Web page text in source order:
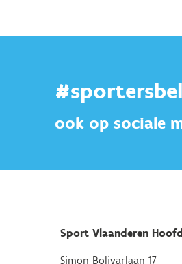
ook op sociale
Sport Vlaanderen
Simon Bolivarlaan 17